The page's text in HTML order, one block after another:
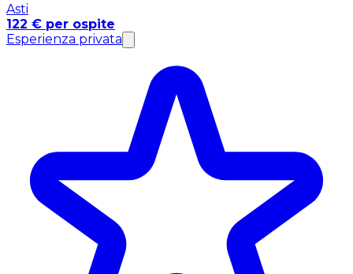
Asti
122 € per ospite
Esperienza privata